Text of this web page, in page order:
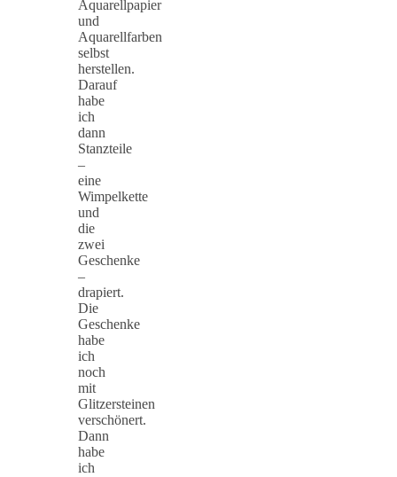
Aquarellpapier
und
Aquarellfarben
selbst
herstellen.
Darauf
habe
ich
dann
Stanzteile
–
eine
Wimpelkette
und
die
zwei
Geschenke
–
drapiert.
Die
Geschenke
habe
ich
noch
mit
Glitzersteinen
verschönert.
Dann
habe
ich